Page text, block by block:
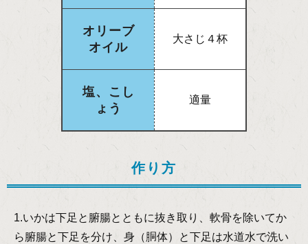
オリーブ
オイル
大さじ４杯
塩、こし
ょう
適量
作り方
1.いかは下足と腑腸とともに抜き取り、軟骨を除いてか
ら腑腸と下足を分け、身（胴体）と下足は水道水で洗い